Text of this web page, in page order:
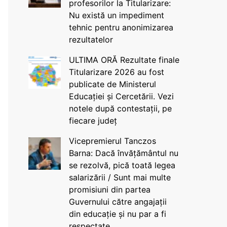
profesorilor la Titularizare:
Nu există un impediment
tehnic pentru anonimizarea
rezultatelor
ULTIMA ORĂ Rezultate finale
Titularizare 2026 au fost
publicate de Ministerul
Educației și Cercetării. Vezi
notele după contestații, pe
fiecare județ
Vicepremierul Tanczos
Barna: Dacă învățământul nu
se rezolvă, pică toată legea
salarizării / Sunt mai multe
promisiuni din partea
Guvernului către angajații
din educație și nu par a fi